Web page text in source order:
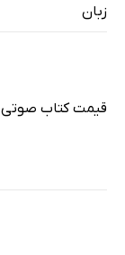
زبان
قیمت کتاب صوتی